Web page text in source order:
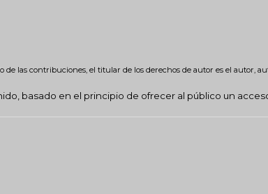
las contribuciones, el titular de los derechos de autor es el autor,
basado en el principio de ofrecer al público un